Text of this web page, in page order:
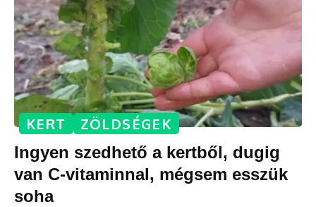
KERT ZÖLDSÉGEK
Ingyen szedhető a kertből, dugig
van C-vitaminnal, mégsem esszük
soha